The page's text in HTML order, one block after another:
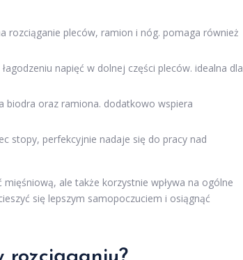
rozciąganie pleców, ramion i nóg. pomaga również
napięć w dolnej części pleców. idealna dla
biodra oraz ramiona. dodatkowo wspiera
stopy, perfekcyjnie nadaje się do pracy nad
ale także korzystnie wpływa na ogólne
się lepszym samopoczuciem i osiągnąć